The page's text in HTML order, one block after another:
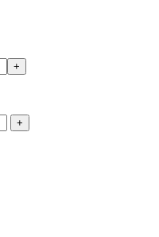
+
+